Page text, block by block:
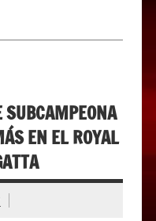
SUBCAMPEONA
EN EL ROYAL